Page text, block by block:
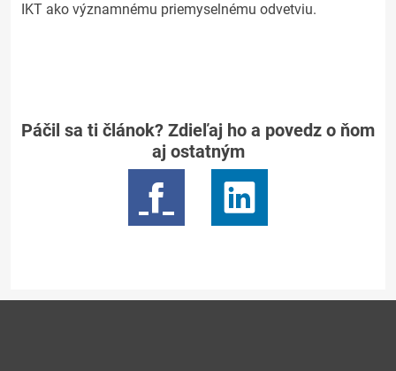
IKT ako významnému priemyselnému odvetviu.
Páčil sa ti článok? Zdieľaj ho a povedz o ňom
aj ostatným